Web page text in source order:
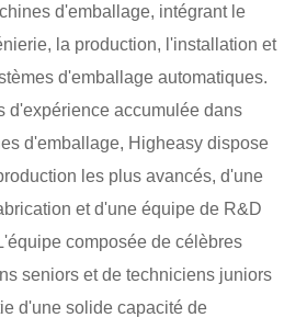
d'emballage, intégrant le
la production, l'installation et
d'emballage automatiques.
d'expérience accumulée dans
d'emballage, Higheasy dispose
les plus avancés, d'une
et d'une équipe de R&D
composée de célèbres
seniors et de techniciens juniors
d'une solide capacité de